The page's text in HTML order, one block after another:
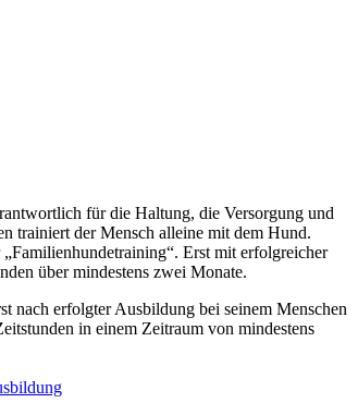
für die Haltung, die Versorgung und
trainiert der Mensch alleine mit dem Hund.
Erst mit erfolgreicher
über mindestens zwei Monate.
nach erfolgter Ausbildung bei seinem Menschen
in einem Zeitraum von mindestens